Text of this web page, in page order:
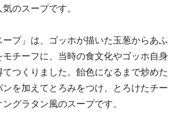
のスープです。
ープ」は、ゴッホが描いた玉葱からあふ
チーフに、当時の食文化やゴッホ自身
つくりました。飴色になるまで炒めた
を加えてとろみをつけ、とろけたチー
グラタン風のスープです。